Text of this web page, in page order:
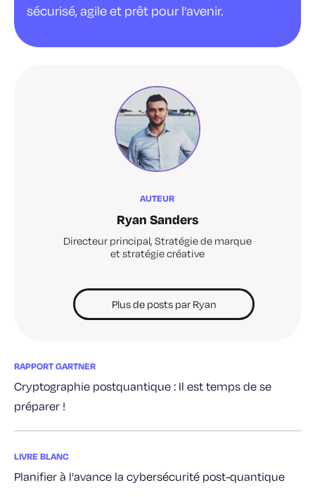
sécurisé, agile et prêt pour l'avenir.
AUTEUR
Ryan Sanders
Directeur principal, Stratégie de marque
et stratégie créative
Plus de posts par Ryan
RAPPORT GARTNER
Cryptographie postquantique : Il est temps de se
préparer !
LIVRE BLANC
Planifier à l'avance la cybersécurité post-quantique